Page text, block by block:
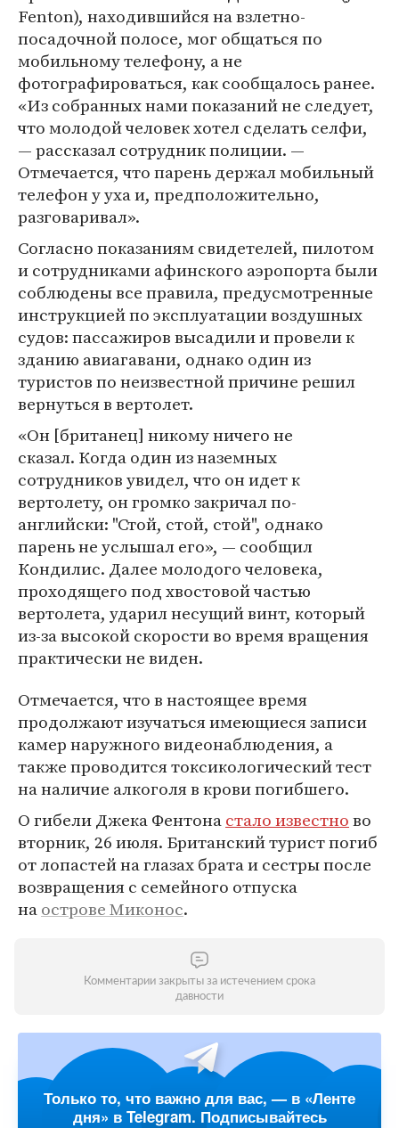
Fenton), находившийся на взлетно-
посадочной полосе, мог общаться по
мобильному телефону, а не
фотографироваться, как сообщалось ранее.
«Из собранных нами показаний не следует,
что молодой человек хотел сделать селфи,
— рассказал сотрудник полиции. —
Отмечается, что парень держал мобильный
телефон у уха и, предположительно,
разговаривал».
Согласно показаниям свидетелей, пилотом
и сотрудниками афинского аэропорта были
соблюдены все правила, предусмотренные
инструкцией по эксплуатации воздушных
судов: пассажиров высадили и провели к
зданию авиагавани, однако один из
туристов по неизвестной причине решил
вернуться в вертолет.
«Он [британец] никому ничего не
сказал. Когда один из наземных
сотрудников увидел, что он идет к
вертолету, он громко закричал по-
английски: "Стой, стой, стой", однако
парень не услышал его», — сообщил
Кондилис. Далее молодого человека,
проходящего под хвостовой частью
вертолета, ударил несущий винт, который
из-за высокой скорости во время вращения
практически не виден.
Отмечается, что в настоящее время
продолжают изучаться имеющиеся записи
камер наружного видеонаблюдения, а
также проводится токсикологический тест
на наличие алкоголя в крови погибшего.
О гибели Джека Фентонастало известново
вторник, 26 июля. Британский турист погиб
от лопастей на глазах брата и сестры после
возвращения с семейного отпуска
наострове Миконос.
Комментарии закрыты за истечением срока
давности
Только то, что важно для вас, — в «Ленте
дня» в Telegram. Подписывайтесь